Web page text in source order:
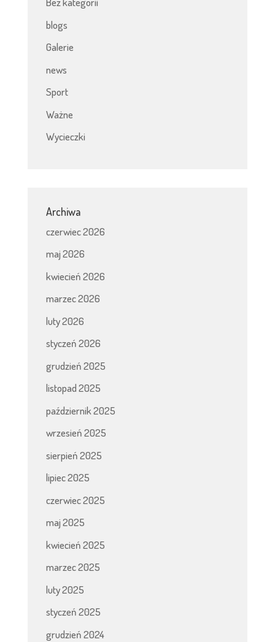
blogs
Galerie
news
Sport
Ważne
Wycieczki
Archiwa
czerwiec 2026
maj 2026
kwiecień 2026
marzec 2026
luty 2026
styczeń 2026
grudzień 2025
listopad 2025
październik 2025
wrzesień 2025
sierpień 2025
lipiec 2025
czerwiec 2025
maj 2025
kwiecień 2025
marzec 2025
luty 2025
styczeń 2025
grudzień 2024